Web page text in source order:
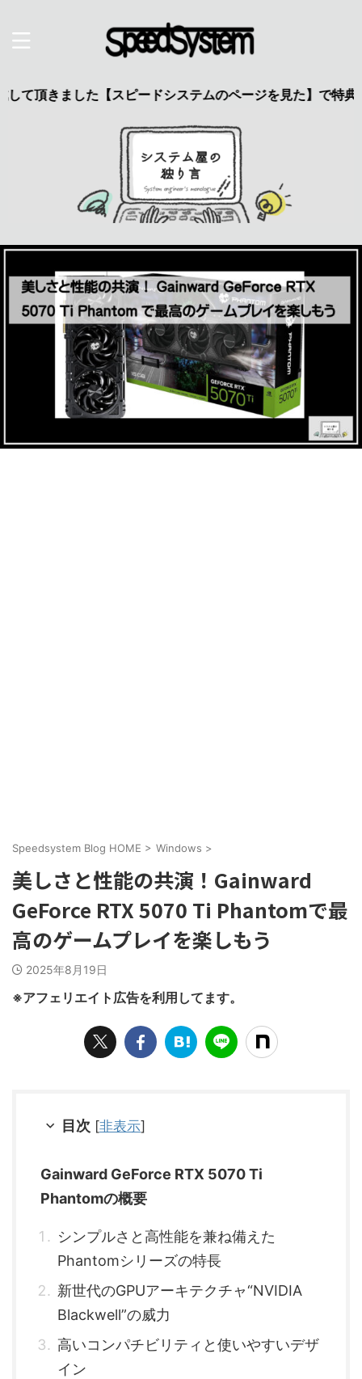
【スピードシステムのページを見た】で特典あり 興味の
Speedsystem Blog HOME > Windows >
美しさと性能の共演！Gainward
GeForce RTX 5070 Ti Phantomで最
高のゲームプレイを楽しもう
2025年8月19日
※アフェリエイト広告を利用してます。
目次 [非表示]
Gainward GeForce RTX 5070 Ti
Phantomの概要
シンプルさと高性能を兼ね備えた
Phantomシリーズの特長
新世代のGPUアーキテクチャ“NVIDIA
Blackwell”の威力
高いコンパチビリティと使いやすいデザ
イン